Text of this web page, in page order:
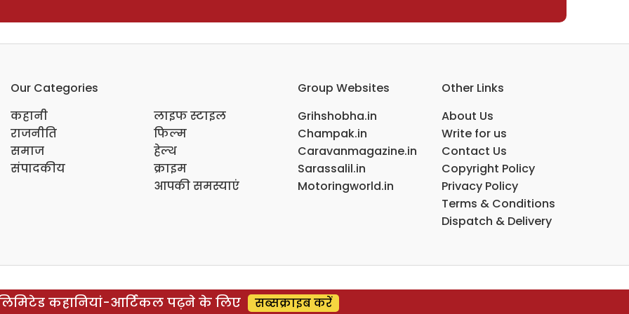
Our Categories
कहानी
राजनीति
समाज
संपादकीय
लाइफ स्टाइल
फिल्म
हेल्थ
क्राइम
आपकी समस्याएं
Group Websites
Grihshobha.in
Champak.in
Caravanmagazine.in
Sarassalil.in
Motoringworld.in
Other Links
About Us
Write for us
Contact Us
Copyright Policy
Privacy Policy
Terms & Conditions
Dispatch & Delivery
कहानियां-आर्टिकल पढ़ने के लिए सब्सक्राइब करें